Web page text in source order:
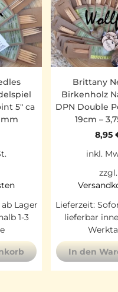
5″ ca
mm
Lager
1-3
Brittany
Birkenholz
DPN Double
19cm –
8,95
inkl.
zzgl.
Lieferzeit:
lieferbar
In den